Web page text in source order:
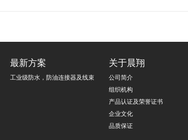
最新方案
工业级防水，防油连接器及线束
关于晨翔
公司简介
组织机构
产品认证及荣誉证书
企业文化
品质保证